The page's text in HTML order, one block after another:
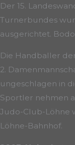
Der 15.
Turnerbundes
ausgerichtet.
Die Handballer
2.
ungeschlagen in
Sportler nehmen
Judo-Club-Löhne
Löhne-Bahnhof.